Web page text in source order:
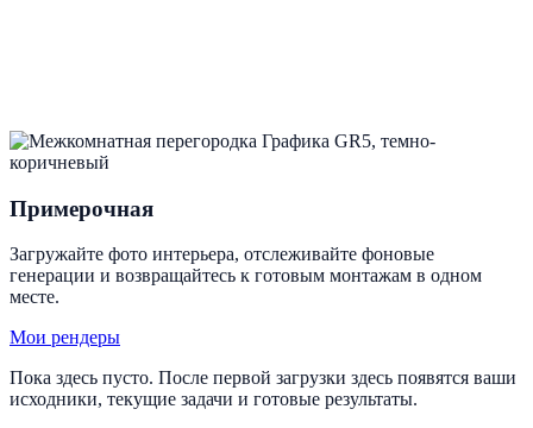
Примерочная
Загружайте фото интерьера, отслеживайте фоновые
генерации и возвращайтесь к готовым монтажам в одном
месте.
Мои рендеры
Пока здесь пусто. После первой загрузки здесь появятся ваши
исходники, текущие задачи и готовые результаты.